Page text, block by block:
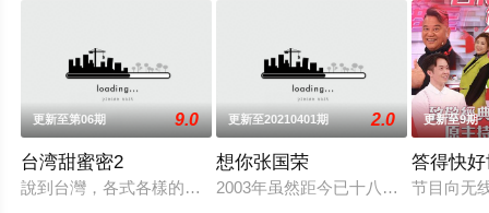
更新至第06期 9.0
台湾甜蜜密2
說到台灣，各式各樣的美點滋味餐單，立刻會湧上心頭，而最
更新至20210401期 2.0
想你张国荣
2003年虽然距今已十八年，但不少
更新至9期
答得快
节目向无